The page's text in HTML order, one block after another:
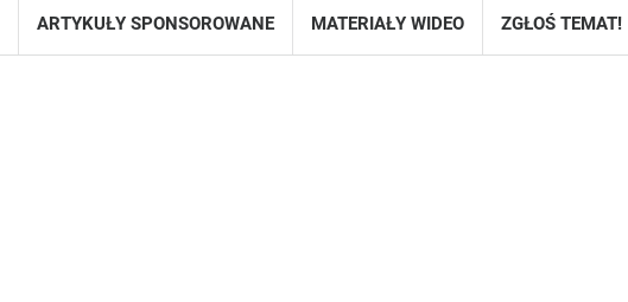
ARTYKUŁY SPONSOROWANE MATERIAŁY WIDEO ZGŁOŚ TEMAT!